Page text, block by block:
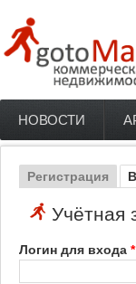
Главное меню
НОВОСТИ
Главные
Регистрация
Учётная
Логин для входа *